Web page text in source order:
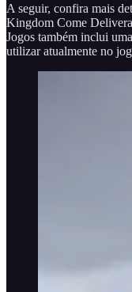
A seguir, confira mais
Kingdom Come
Jogos também inclui
utilizar atualmente no